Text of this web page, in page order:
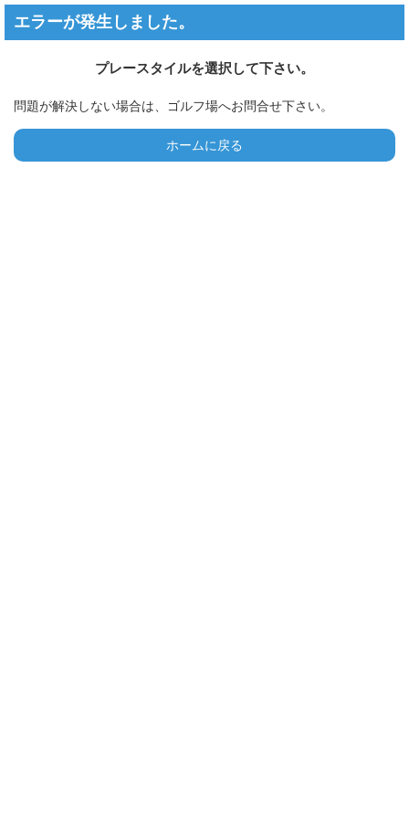
エラーが発生しました。
プレースタイルを選択して下さい。
問題が解決しない場合は、ゴルフ場へお問合せ下さい。
ホームに戻る